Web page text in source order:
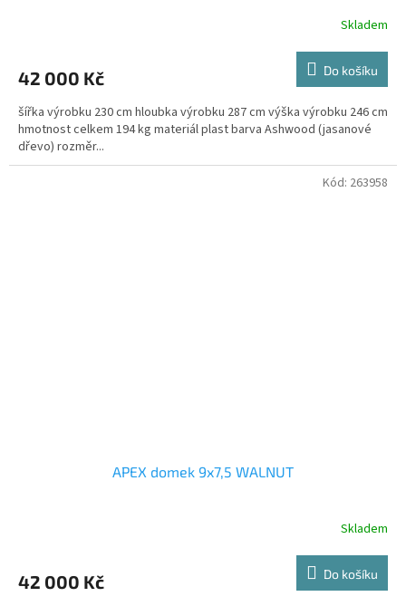
Skladem
42 000 Kč Do košíku
šířka výrobku 230 cm hloubka výrobku 287 cm výška výrobku 246 cm
hmotnost celkem 194 kg materiál plast barva Ashwood (jasanové
dřevo) rozměr...
APEX domek 9x7,5 WALNUT
Skladem
42 000 Kč Do košíku
Kód: 263958